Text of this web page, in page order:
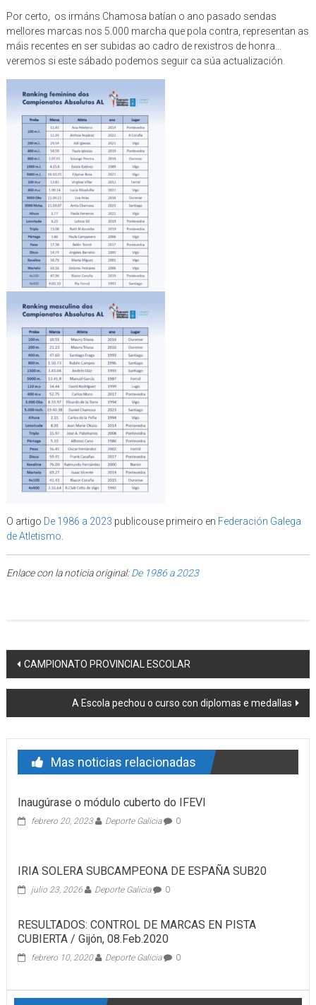
Por certo, os irmáns Chamosa batían o ano pasado sendas
mellores marcas nos 5.000 marcha que pola contra, representan as
máis recentes en ser subidas ao cadro de rexistros de honra…
veremos si este sábado podemos seguir ca súa actualización.
O artigo De 1986 a 2023 publicouse primeiro en Federación Galega
de Atletismo
Enlace con la noticia original:De 1986 a 2023
Post navigation
CAMPIONATO PROVINCIAL ESCOLAR
A Escola pechou o curso con diplomas e medallas
Mas noticias relacionadas
Inaugúrase o módulo cuberto do IFEVI
febrero 20, 2023 Deporte Galicia 0
IRIA SOLERA SUBCAMPEONA DE ESPAÑA SUB20
julio 23, 2026 Deporte Galicia 0
RESULTADOS: CONTROL DE MARCAS EN PISTA
CUBIERTA / Gijón, 08.Feb.2020
febrero 10, 2020 Deporte Galicia 0